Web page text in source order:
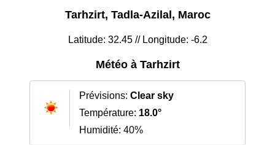
Tarhzirt, Tadla-Azilal, Maroc
Latitude: 32.45 // Longitude: -6.2
Météo à Tarhzirt
Prévisions: Clear sky
Température: 18.0°
Humidité: 40%